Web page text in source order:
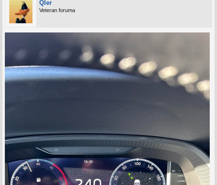
Qler
Veteran foruma